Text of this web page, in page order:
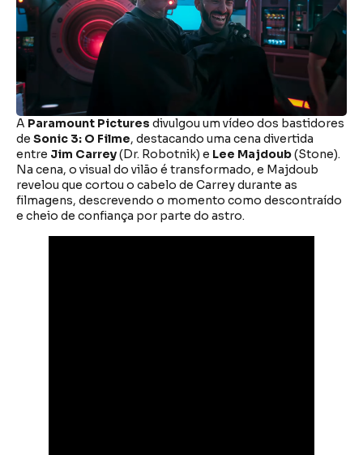
A Paramount Pictures divulgou um vídeo dos bastidores
de Sonic 3: O Filme, destacando uma cena divertida
entre Jim Carrey(Dr. Robotnik) e Lee Majdoub(Stone).
Na cena, o visual do vilão é transformado, e Majdoub
revelou que cortou o cabelo de Carrey durante as
filmagens, descrevendo o momento como descontraído
e cheio de confiança por parte do astro.